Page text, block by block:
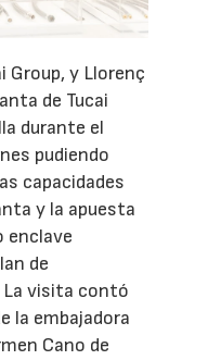
Group, y Llorenç
de Tucai
durante el
pudiendo
capacidades
y la apuesta
enclave
de
visita contó
la embajadora
Cano de